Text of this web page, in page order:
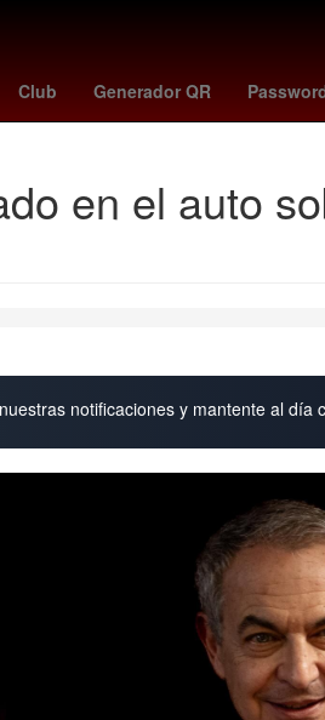
Club Generador QR
Pardo Senado de México Canadá
en el auto
notificaciones y mantente al día